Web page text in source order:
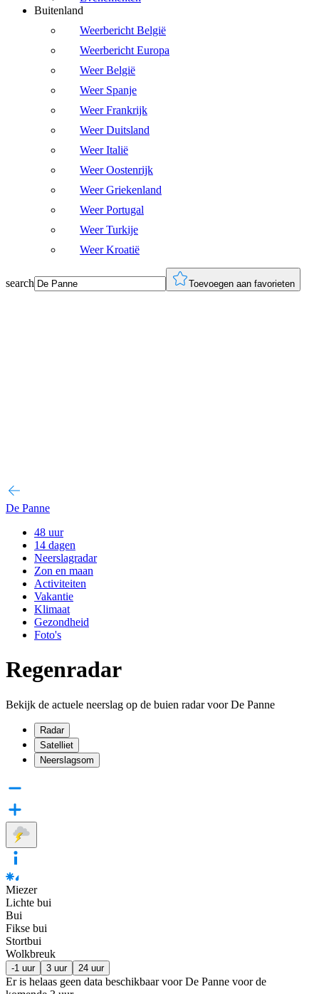
Buitenland
Weerbericht België
Weerbericht Europa
Weer België
Weer Spanje
Weer Frankrijk
Weer Duitsland
Weer Italië
Weer Oostenrijk
Weer Griekenland
Weer Portugal
Weer Turkije
Weer Kroatië
search Toevoegen aan favorieten
De Panne
48 uur
14 dagen
Neerslagradar
Zon en maan
Activiteiten
Vakantie
Klimaat
Gezondheid
Foto's
Regenradar
Bekijk de actuele neerslag op de buien radar voor De Panne
Radar
Satelliet
Neerslagsom
Miezer
Lichte bui
Bui
Fikse bui
Stortbui
Wolkbreuk
-1 uur 3 uur 24 uur
Er is helaas geen data beschikbaar voor De Panne voor de